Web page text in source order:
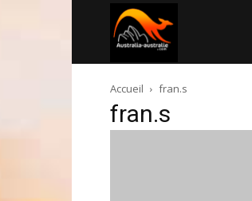
australie.com
Accueil fran.s
fran.s